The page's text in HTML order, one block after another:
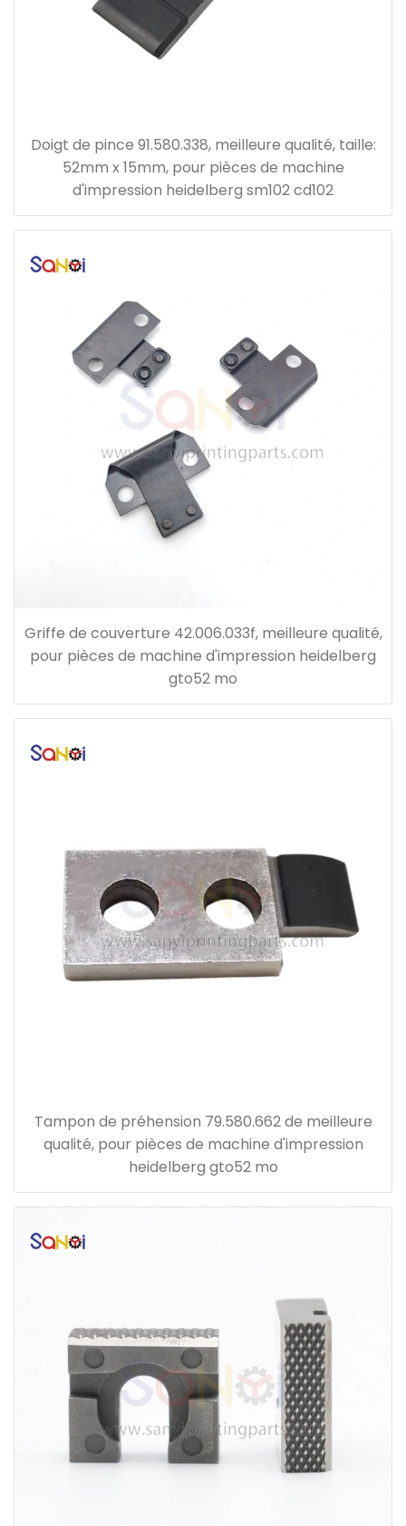
Doigt de pince 91.580.338, meilleure qualité, taille:
52mm x 15mm, pour pièces de machine
d'impression heidelberg sm102 cd102
Griffe de couverture 42.006.033f, meilleure qualité,
pour pièces de machine d'impression heidelberg
gto52 mo
Tampon de préhension 79.580.662 de meilleure
qualité, pour pièces de machine d'impression
heidelberg gto52 mo